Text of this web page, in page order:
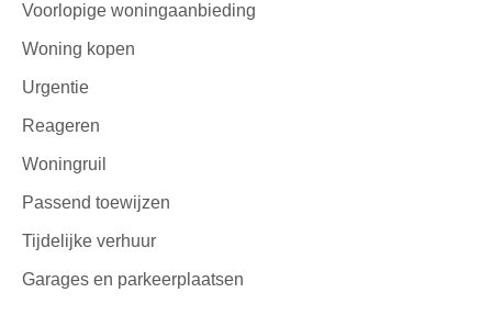
Voorlopige woningaanbieding
Woning kopen
Urgentie
Reageren
Woningruil
Passend toewijzen
Tijdelijke verhuur
Garages en parkeerplaatsen